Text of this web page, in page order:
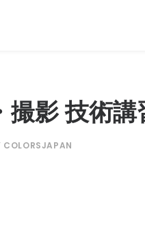
撮影 技術
COLORSJAPAN